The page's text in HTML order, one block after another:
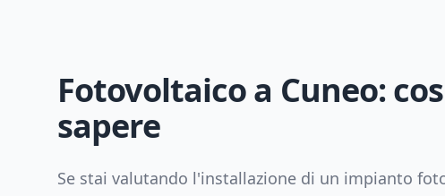
Fotovoltaico a Cuneo:
sapere
Se stai valutando l'installazione di un impianto